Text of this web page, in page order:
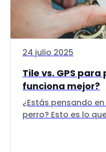
24 julio 2025
Tile vs. GPS
funciona mejor?
¿Estás pensando
perro? Esto es lo